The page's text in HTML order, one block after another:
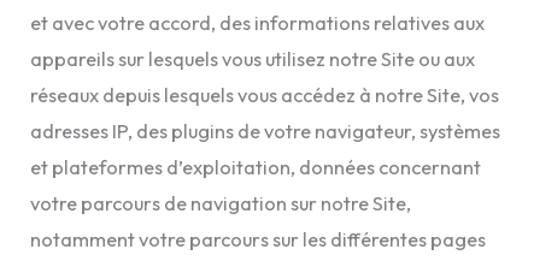
et avec votre accord, des informations relatives aux
appareils sur lesquels vous utilisez notre Site ou aux
réseaux depuis lesquels vous accédez à notre Site, vos
adresses IP, des plugins de votre navigateur, systèmes
et plateformes d’exploitation, données concernant
votre parcours de navigation sur notre Site,
notamment votre parcours sur les différentes pages